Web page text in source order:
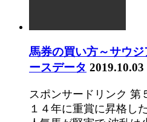
馬券の買い方～サウ
ースデータ 2019.10.03
スポンサードリンク
１４年に重賞に昇格し